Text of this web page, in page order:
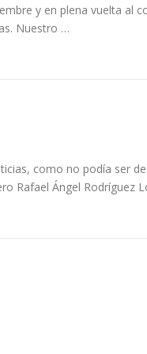
y en plena vuelta al
Nuestro …
como no podía ser
Rafael Ángel Rodríguez